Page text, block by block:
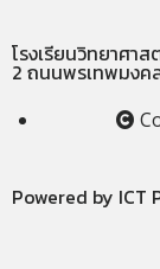
โรงเรียนวิทยาศา
2 ถนนพรเทพมงค
Powered by ICT